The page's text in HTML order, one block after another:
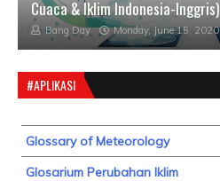
Cuaca & Iklim Indonesia-Inggris)
Bang Day Monday, June 15, 2020
#APLIKASI
Glossary of Meteorology
Glosarium Perubahan Iklim